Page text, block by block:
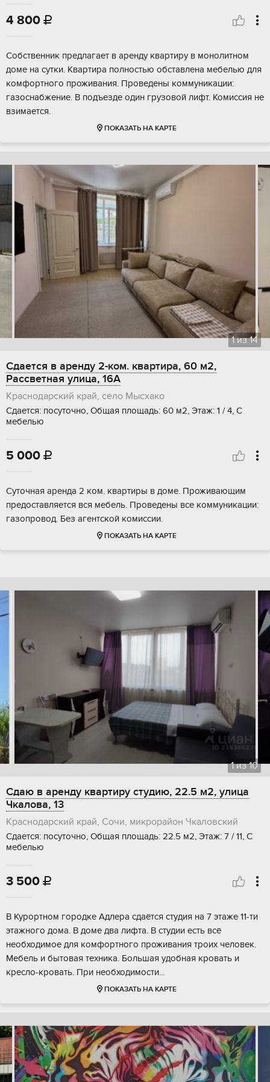
4 800 
Собственник предлагает в аренду квартиру в монолитном
доме на сутки. Квартира полностью обставлена мебелью для
комфортного проживания. Проведены коммуникации:
газоснабжение. В подъезде один грузовой лифт. Комиссия не
взимается.
ПОКАЗАТЬ НА КАРТЕ
1из14
Сдается в аренду 2-ком. квартира, 60 м2,
Рассветная улица, 16А
Краснодарский край, село Мысхако
Сдается: посуточно, Общая площадь: 60 м2, Этаж: 1 / 4, С
мебелью
5 000 
Суточная аренда 2 ком. квартиры в доме. Проживающим
предоставляется вся мебель. Проведены все коммуникации:
газопровод. Без агентской комиссии.
ПОКАЗАТЬ НА КАРТЕ
1из10
Сдаю в аренду квартиру студию, 22.5 м2, улица
Чкалова, 13
Краснодарский край, Сочи, микрорайон Чкаловский
Сдается: посуточно, Общая площадь: 22.5 м2, Этаж: 7 / 11, С
мебелью
3 500 
В Курортном городке Адлера сдаётся студия на 7 этаже 11-ти
этажного дома. В доме два лифта. В студии есть всё
необходимое для комфортного проживания троих человек.
Мебель и бытовая техника. Большая удобная кровать и
кресло-кровать. При необходимости...
ПОКАЗАТЬ НА КАРТЕ